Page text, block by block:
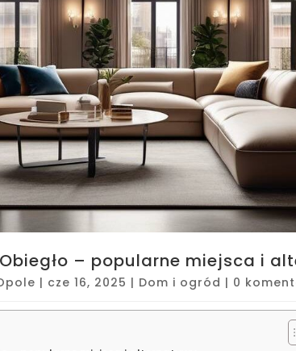
– popularne miejsca i
| cze 16, 2025 | Dom i ogród | 0